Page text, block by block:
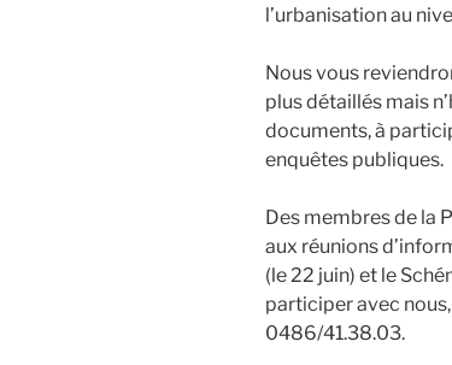
l’urbanisation au
Nous vous
plus détaillés mais
documents, à
enquêtes publiques.
Des membres de la
aux réunions
(le 22 juin) et le
participer avec
0486/41.38.03.